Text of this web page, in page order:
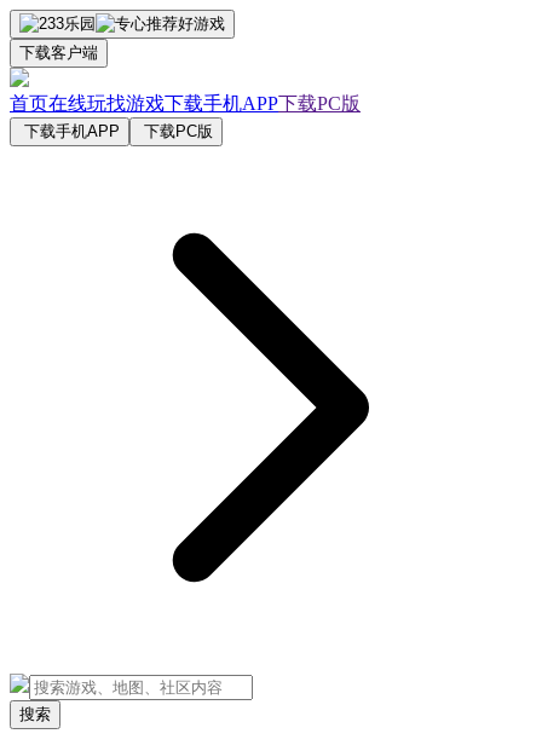
下载客户端
首页在线玩找游戏下载手机APP下载PC版
下载手机APP 下载PC版
搜索